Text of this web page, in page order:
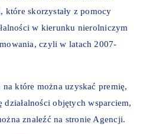
które skorzystały z pomocy
w kierunku nierolniczym
czyli w latach 2007-
które można uzyskać premię,
działalności objętych wsparciem,
znaleźć na stronie Agencji.